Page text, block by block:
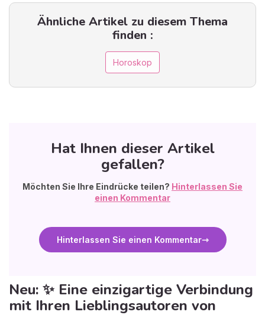
Ähnliche Artikel zu diesem Thema
finden :
Horoskop
Hat Ihnen dieser Artikel
gefallen?
Möchten Sie Ihre Eindrücke teilen? Hinterlassen Sie
einen Kommentar
Hinterlassen Sie einen Kommentar
Neu: ✨ Eine einzigartige Verbindung
mit Ihren Lieblingsautoren von